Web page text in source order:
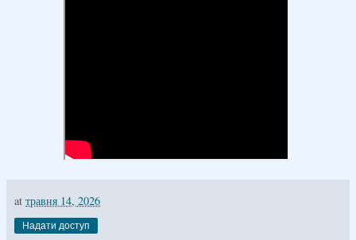
at травня 14, 2026
Надати доступ